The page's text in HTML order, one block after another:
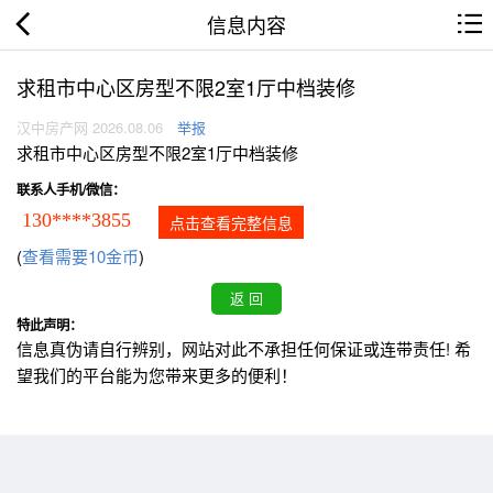
信息内容
求租市中心区房型不限2室1厅中档装修
汉中房产网 2026.08.06 举报
求租市中心区房型不限2室1厅中档装修
联系人手机/微信：
130****3855 点击查看完整信息
(查看需要10金币)
特此声明：
信息真伪请自行辨别，网站对此不承担任何保证或连带责任! 希
望我们的平台能为您带来更多的便利！